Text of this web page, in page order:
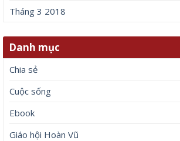
Tháng 3 2018
Danh mục
Chia sẻ
Cuộc sống
Ebook
Giáo hội Hoàn Vũ